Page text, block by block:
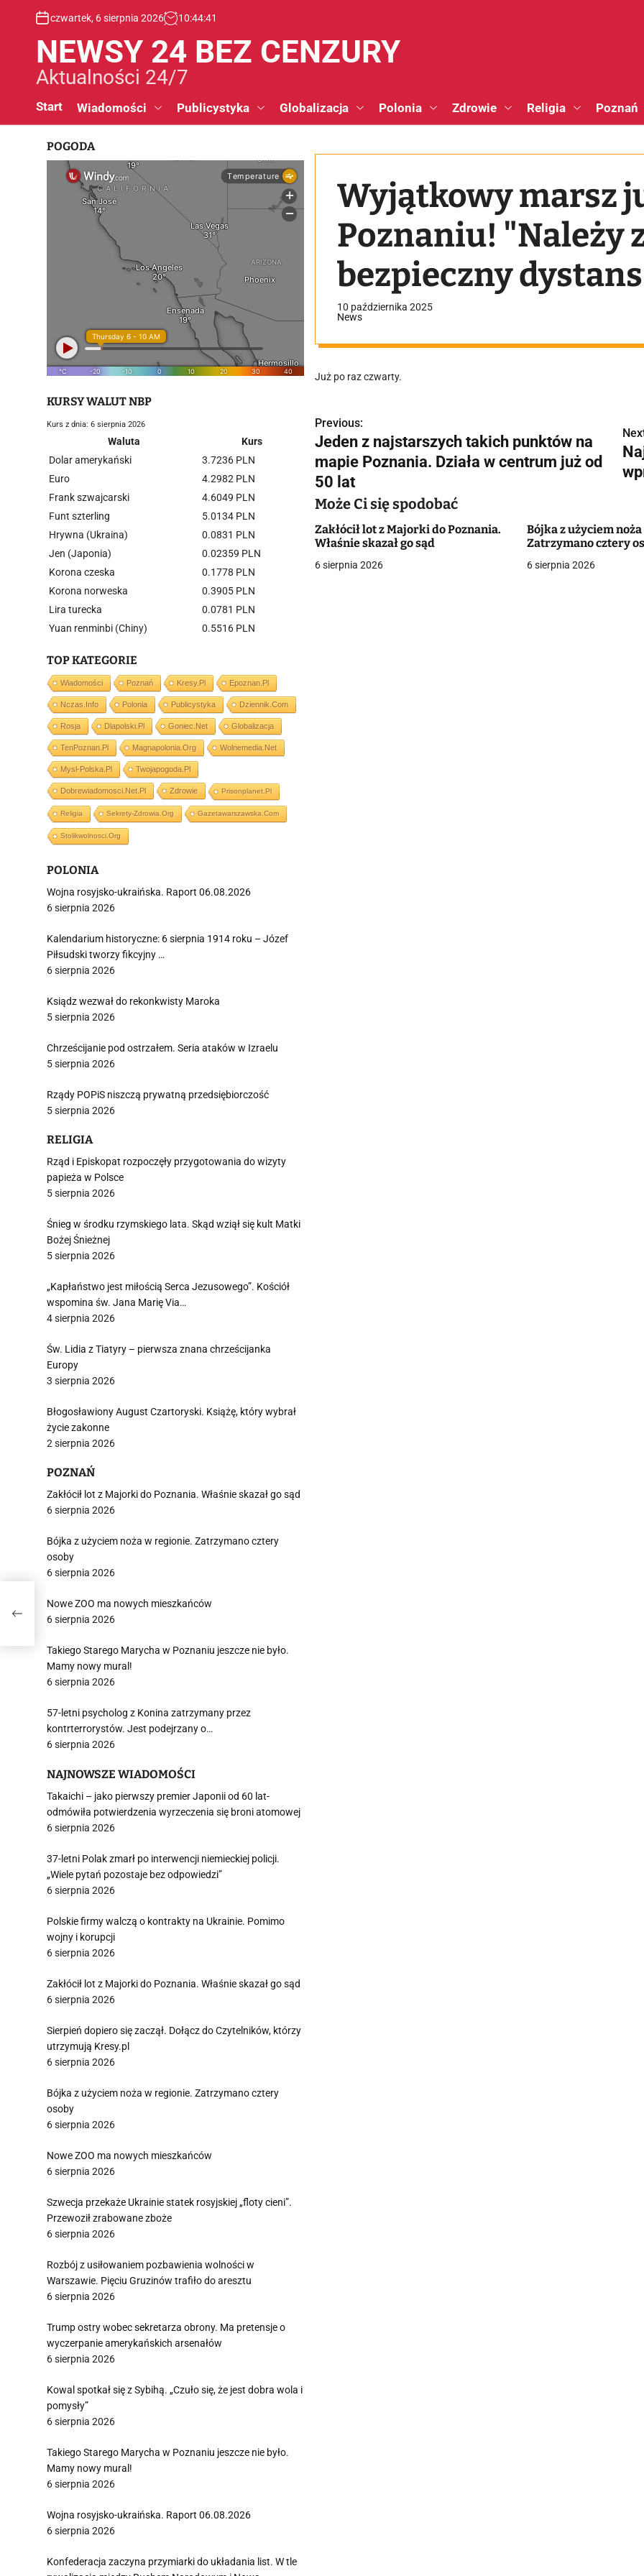
czwartek, 6 sierpnia 2026 10:44:41
NEWSY 24 BEZ CENZURY
Aktualności 24/7
Start Wiadomości Publicystyka Globalizacja Polonia Zdrowie Religia Poznań
Wyjątkowy marsz
Poznaniu! "Należy
bezpieczny
uczestnikami."
10 października 2025
News
Już po raz czwarty.
N
a
w
i
g
a
Previous:
Jeden z najstarszych takich punktów na
mapie Poznania. Działa w centrum już od
50 lat
Może Ci się spodobać
Zakłócił lot z Majorki do Poznania.
Właśnie skazał go sąd
6 sierpnia 2026
Bójka z użyciem
Zatrzymano cztery
6 sierpnia 2026
POGODA
KURSY WALUT NBP
Kurs z dnia: 6 sierpnia 2026
Waluta
Kurs
Dolar amerykański
3.7236 PLN
Euro
4.2982 PLN
Frank szwajcarski
4.6049 PLN
Funt szterling
5.0134 PLN
Hrywna (Ukraina)
0.0831 PLN
Jen (Japonia)
0.02359 PLN
Korona czeska
0.1778 PLN
Korona norweska
0.3905 PLN
Lira turecka
0.0781 PLN
Yuan renminbi (Chiny)
0.5516 PLN
TOP KATEGORIE
Wiadomości Poznań Kresy.pl Epoznan.pl
Nczas.info Polonia Publicystyka Dziennik.com
Rosja Dlapolski.pl Goniec.net Globalizacja
TenPoznan.pl Magnapolonia.org Wolnemedia.net
Mysl-Polska.pl Twojapogoda.pl
Dobrewiadomosci.net.pl Zdrowie Prisonplanet.pl
Religia Sekrety-Zdrowia.org Gazetawarszawska.com
Stolikwolnosci.org
POLONIA
Wojna rosyjsko-ukraińska. Raport 06.08.2026
6 sierpnia 2026
Kalendarium historyczne: 6 sierpnia 1914 roku – Józef
Piłsudski tworzy fikcyjny …
6 sierpnia 2026
Ksiądz wezwał do rekonkwisty Maroka
5 sierpnia 2026
Chrześcijanie pod ostrzałem. Seria ataków w Izraelu
5 sierpnia 2026
Rządy POPiS niszczą prywatną przedsiębiorczość
5 sierpnia 2026
RELIGIA
Rząd i Episkopat rozpoczęły przygotowania do wizyty
papieża w Polsce
5 sierpnia 2026
Śnieg w środku rzymskiego lata. Skąd wziął się kult Matki
Bożej Śnieżnej
5 sierpnia 2026
„Kapłaństwo jest miłością Serca Jezusowego”. Kościół
wspomina św. Jana Marię Via…
4 sierpnia 2026
Św. Lidia z Tiatyry – pierwsza znana chrześcijanka
Europy
3 sierpnia 2026
Błogosławiony August Czartoryski. Książę, który wybrał
życie zakonne
2 sierpnia 2026
POZNAŃ
Zakłócił lot z Majorki do Poznania. Właśnie skazał go sąd
6 sierpnia 2026
Bójka z użyciem noża w regionie. Zatrzymano cztery
osoby
6 sierpnia 2026
Nowe ZOO ma nowych mieszkańców
6 sierpnia 2026
Takiego Starego Marycha w Poznaniu jeszcze nie było.
Mamy nowy mural!
6 sierpnia 2026
57-letni psycholog z Konina zatrzymany przez
kontrterrorystów. Jest podejrzany o…
6 sierpnia 2026
NAJNOWSZE WIADOMOŚCI
Takaichi – jako pierwszy premier Japonii od 60 lat-
odmówiła potwierdzenia wyrzeczenia się broni atomowej
6 sierpnia 2026
37-letni Polak zmarł po interwencji niemieckiej policji.
„Wiele pytań pozostaje bez odpowiedzi”
6 sierpnia 2026
Polskie firmy walczą o kontrakty na Ukrainie. Pomimo
wojny i korupcji
6 sierpnia 2026
Zakłócił lot z Majorki do Poznania. Właśnie skazał go sąd
6 sierpnia 2026
Sierpień dopiero się zaczął. Dołącz do Czytelników, którzy
utrzymują Kresy.pl
6 sierpnia 2026
Bójka z użyciem noża w regionie. Zatrzymano cztery
osoby
6 sierpnia 2026
Nowe ZOO ma nowych mieszkańców
6 sierpnia 2026
Szwecja przekaże Ukrainie statek rosyjskiej „floty cieni”.
Przewoził zrabowane zboże
6 sierpnia 2026
Rozbój z usiłowaniem pozbawienia wolności w
Warszawie. Pięciu Gruzinów trafiło do aresztu
6 sierpnia 2026
Trump ostry wobec sekretarza obrony. Ma pretensje o
wyczerpanie amerykańskich arsenałów
6 sierpnia 2026
Kowal spotkał się z Sybihą. „Czuło się, że jest dobra wola i
pomysły”
6 sierpnia 2026
Takiego Starego Marycha w Poznaniu jeszcze nie było.
Mamy nowy mural!
6 sierpnia 2026
Wojna rosyjsko-ukraińska. Raport 06.08.2026
6 sierpnia 2026
Konfederacja zaczyna przymiarki do układania list. W tle